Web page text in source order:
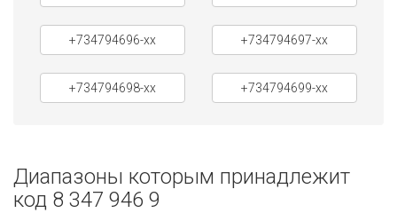
+734794696-xx +734794697-xx
+734794698-xx +734794699-xx
Диапазоны которым принадлежит
код 8 347 946 9